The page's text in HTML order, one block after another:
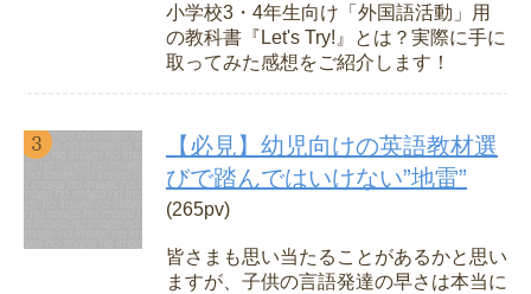
小学校3・4年生向け「外国語活動」用
の教科書『Let's Try!』とは？実際に手に
取ってみた感想をご紹介します！
【必見】幼児向けの英語教材選
びで踏んではいけない”地雷”
(265pv)
皆さまも思い当たることがあるかと思い
ますが、子供の言語発達の早さは本当に